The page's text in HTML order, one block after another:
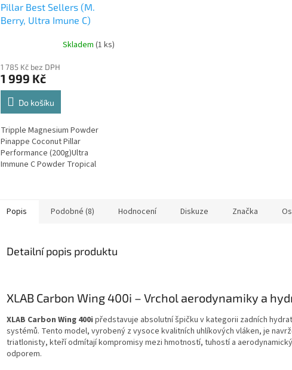
Pillar Best Sellers (M.
Berry, Ultra Imune C)
Skladem (1 ks)
1 785 Kč bez DPH
1 999 Kč
Do košíku
Tripple Magnesium Powder
Pinappe Coconut Pillar
Performance (200g)Ultra
Immune C Powder Tropical
Popis Podobné (8) Hodnocení Diskuze Značka
Detailní popis produktu
XLAB Carbon Wing 400i – Vrchol aerodynamiky a
XLAB Carbon Wing 400i představuje absolutní špičku v kategorii zadních
systémů. Tento model, vyrobený z vysoce kvalitních uhlíkových vláken, je
triatlonisty, kteří odmítají kompromisy mezi hmotností, tuhostí a
odporem.